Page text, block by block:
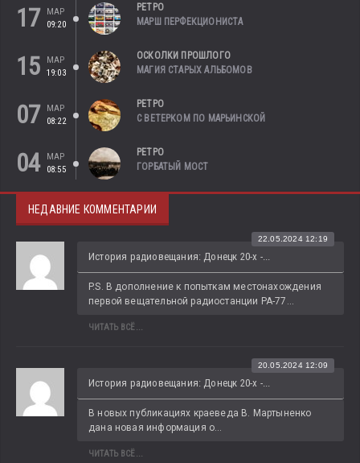
17
МАР
09:20
РЕТРО
МАРШ ПЕРФЕКЦИОНИСТА
15
МАР
19:03
ОСКОЛКИ ПРОШЛОГО
МАГИЯ СТАРЫХ АЛЬБОМОВ
07
МАР
08:22
РЕТРО
С ВЕТЕРКОМ ПО МАРЬИНСКОЙ
04
МАР
08:55
РЕТРО
ГОРБАТЫЙ МОСТ
НЕДАВНИЕ КОММЕНТАРИИ
История радиовещания: Донецк 20-х -...
22.05.2024 12:19
P.S. В дополнение к попыткам местонахождения
первой вещательной радиостанции РА-77...
ЧИТАТЬ ВСЁ...
История радиовещания: Донецк 20-х -...
20.05.2024 12:09
В новых публикациях краеведа В. Мартыненко
дана новая информация о...
ЧИТАТЬ ВСЁ...